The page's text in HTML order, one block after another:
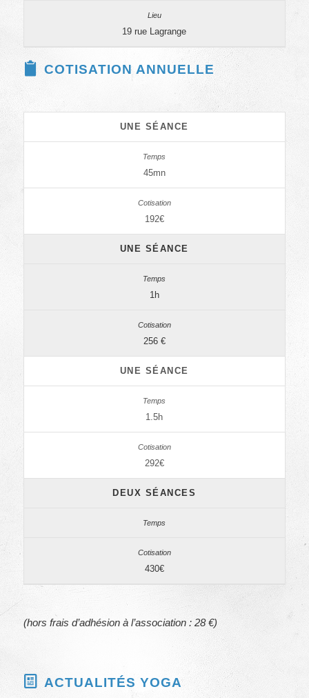
19 rue Lagrange
COTISATION ANNUELLE
UNE SÉANCE
45mn
192€
UNE SÉANCE
1h
256 €
UNE SÉANCE
1.5h
292€
DEUX SÉANCES
430€
(hors frais d’adhésion à l’association : 28 €)
ACTUALITÉS YOGA